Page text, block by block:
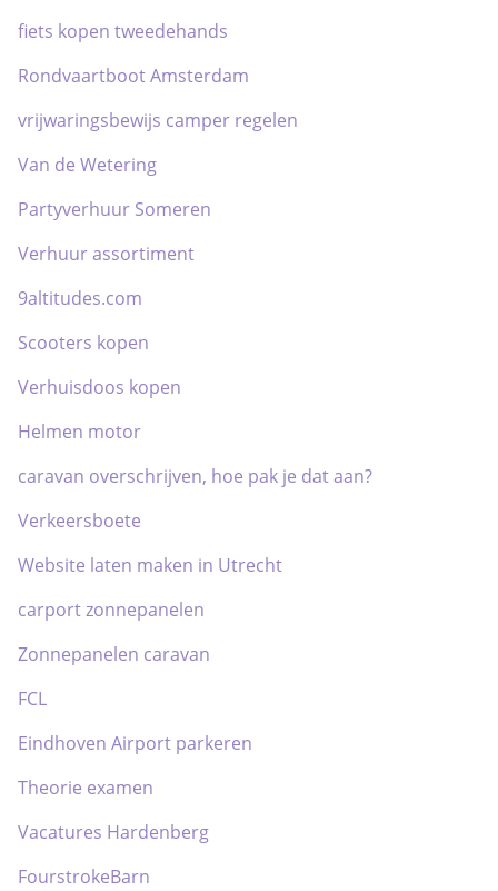
fiets kopen tweedehands
Rondvaartboot Amsterdam
vrijwaringsbewijs camper regelen
Van de Wetering
Partyverhuur Someren
Verhuur assortiment
9altitudes.com
Scooters kopen
Verhuisdoos kopen
Helmen motor
caravan overschrijven, hoe pak je dat aan?
Verkeersboete
Website laten maken in Utrecht
carport zonnepanelen
Zonnepanelen caravan
FCL
Eindhoven Airport parkeren
Theorie examen
Vacatures Hardenberg
FourstrokeBarn